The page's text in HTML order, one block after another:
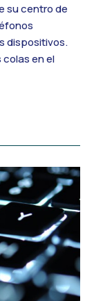
su centro de
dispositivos.
en el